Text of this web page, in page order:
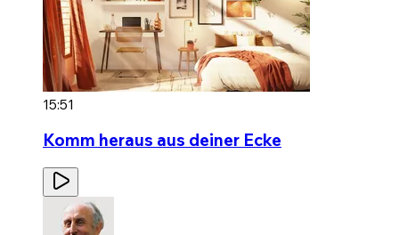
15:51
Komm heraus aus deiner Ecke